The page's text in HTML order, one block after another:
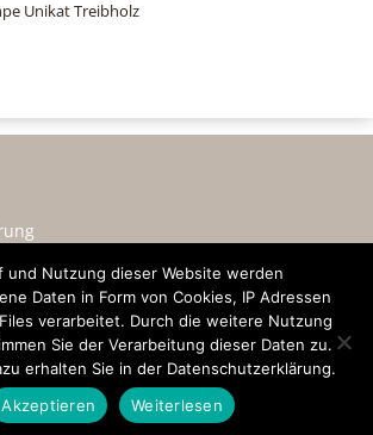
Unikat Treibholz
- Freude-am-Landhausstil.de
und Nutzung dieser Website werden
Daten in Form von Cookies, IP Adressen
verarbeitet. Durch die weitere Nutzung
Sie der Verarbeitung dieser Daten zu.
erhalten Sie in der Datenschutzerklärung.
Akzeptieren
Weiterlesen